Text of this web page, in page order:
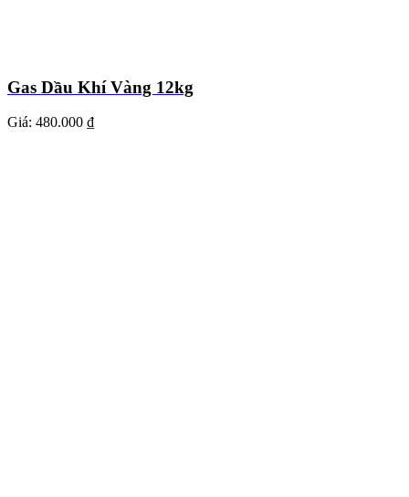
Gas Dầu Khí Vàng 12kg
Giá: 480.000 ₫